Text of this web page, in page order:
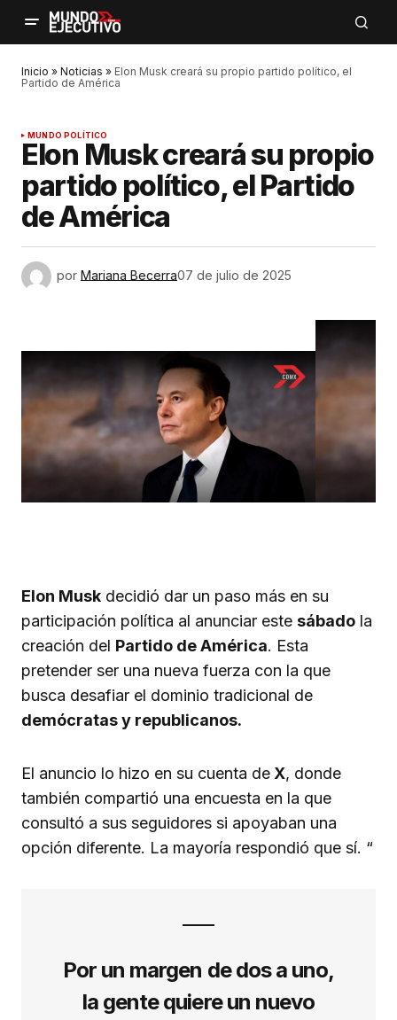
Inicio » Noticias » Elon Musk creará su propio partido político, el
Partido de América
MUNDO POLÍTICO
Elon Musk creará su propio
partido político, el Partido
de América
por Mariana Becerra07 de julio de 2025
Elon Musk decidió dar un paso más en su
participación política al anunciar este sábado la
creación del Partido de América. Esta
pretender ser una nueva fuerza con la que
busca desafiar el dominio tradicional de
demócratas y republicanos.
El anuncio lo hizo en su cuenta de X, donde
también compartió una encuesta en la que
consultó a sus seguidores si apoyaban una
opción diferente. La mayoría respondió que sí. “
Por un margen de dos a uno,
la gente quiere un nuevo